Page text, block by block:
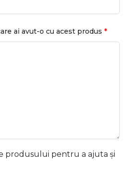
ai avut-o cu acest produs *
produsului pentru a ajuta și